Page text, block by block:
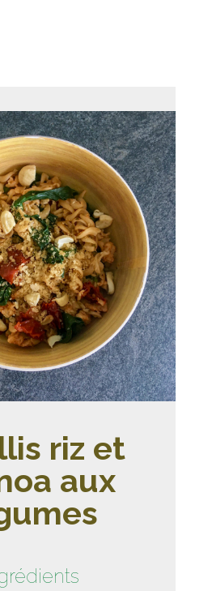
riz et
aux